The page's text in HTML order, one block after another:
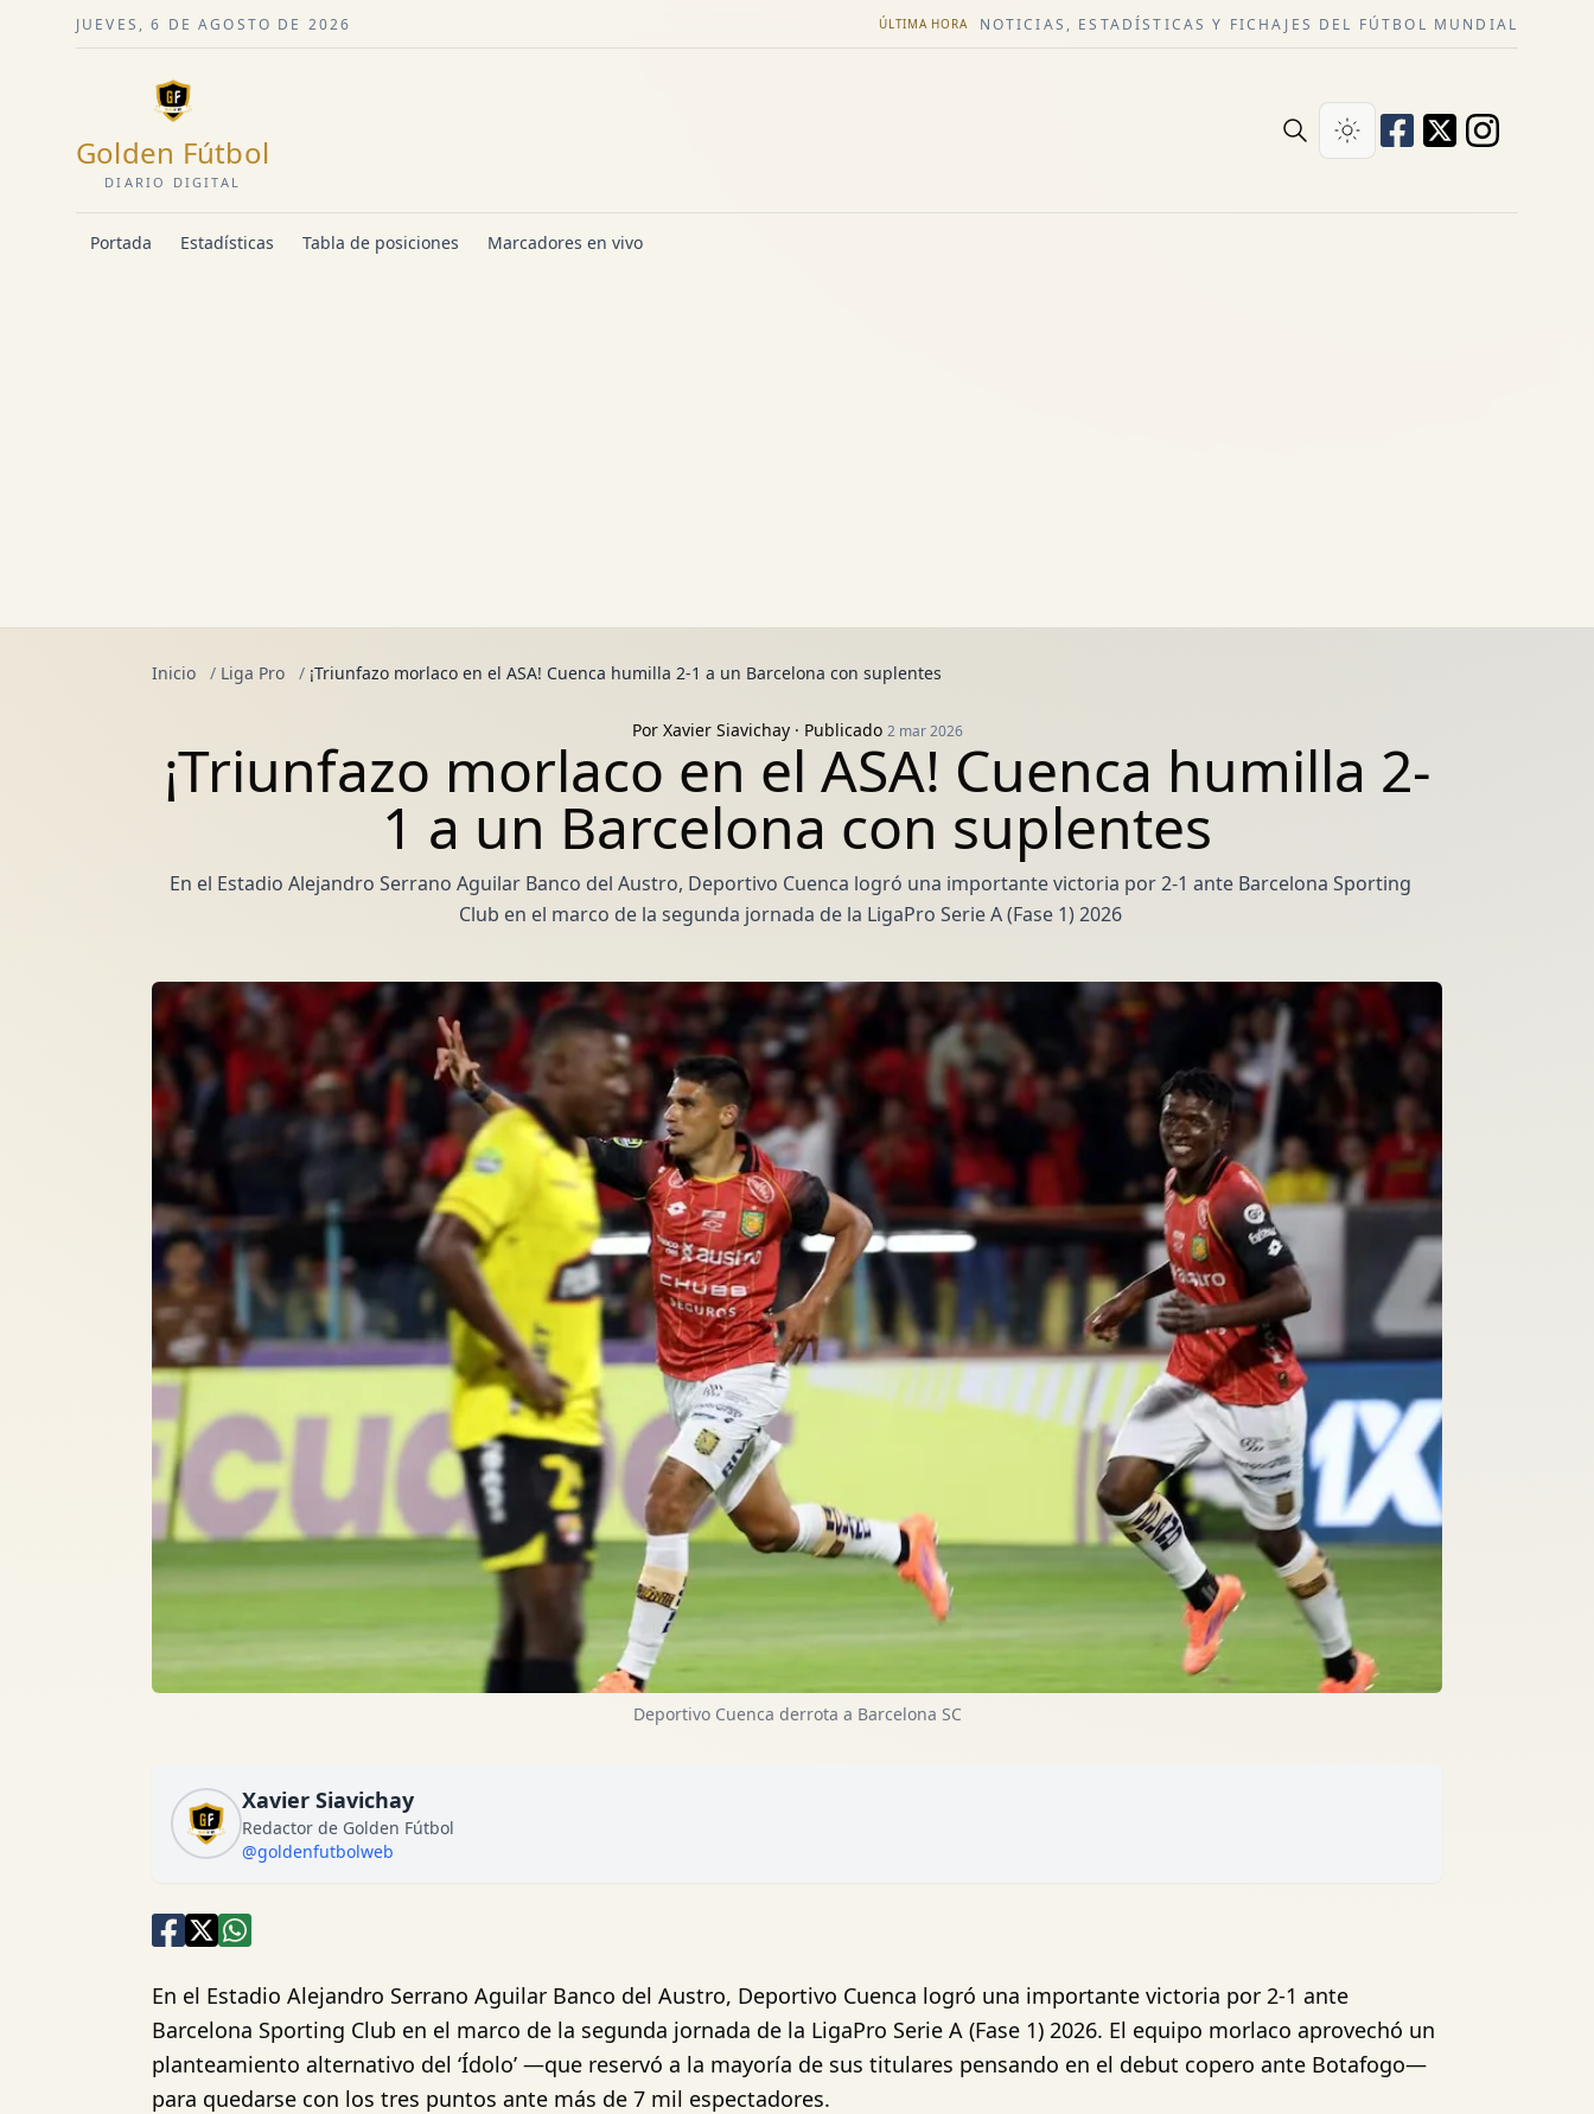
JUEVES, 6 DE AGOSTO DE 2026 ÚLTIMA HORA NOTICIAS, ESTADÍSTICAS Y FICHAJES DEL FÚTBOL MUNDIAL
Golden Fútbol
DIARIO DIGITAL
Portada Estadísticas Tabla de posiciones Marcadores en vivo
Inicio / Liga Pro / ¡Triunfazo morlaco en el ASA! Cuenca humilla 2-1 a un Barcelona con suplentes
Por Xavier Siavichay· Publicado 2 mar 2026
¡Triunfazo morlaco en el ASA! Cuenca humilla 2-
1 a un Barcelona con suplentes
En el Estadio Alejandro Serrano Aguilar Banco del Austro, Deportivo Cuenca logró una importante victoria por 2-1 ante Barcelona Sporting
Club en el marco de la segunda jornada de la LigaPro Serie A (Fase 1) 2026
Deportivo Cuenca derrota a Barcelona SC
Xavier Siavichay
Redactor de Golden Fútbol
@goldenfutbolweb
En el Estadio Alejandro Serrano Aguilar Banco del Austro, Deportivo Cuenca logró una importante victoria por 2-1 ante
Barcelona Sporting Club en el marco de la segunda jornada de la LigaPro Serie A (Fase 1) 2026. El equipo morlaco aprovechó un
planteamiento alternativo del ‘Ídolo’ —que reservó a la mayoría de sus titulares pensando en el debut copero ante Botafogo—
para quedarse con los tres puntos ante más de 7 mil espectadores.